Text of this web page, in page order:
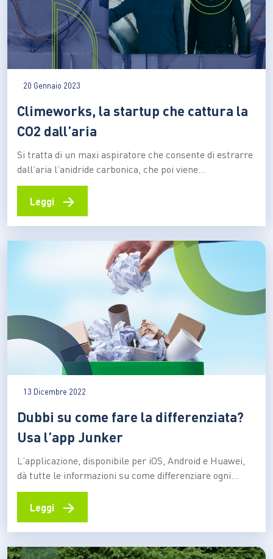
20 Gennaio 2023
Climeworks, la startup che cattura la
CO2 dall’aria
Si tratta di un maxi aspiratore che consente di estrarre
dall’aria l’anidride carbonica, che poi viene
immagazzinata e stoccata sottoterra Catturare la CO2
direttamente dall’aria per stoccarla nel sottosuolo,
emissioni negative della startup svizzera Climeworks,
che ha messo in…
Leggi →
13 Dicembre 2022
Dubbi su come fare la differenziata?
Usa l’app Junker
L’applicazione, disponibile per iOS, Android e Huawei,
dà tutte le informazioni su come differenziare ogni
prodotto “leggendo” i codici a barre, evitando errori che
potrebbero provocare danni all’ambiente e ingolfare i
Junko, società partita come startup innovativa e oggi
diventata una…
Leggi →